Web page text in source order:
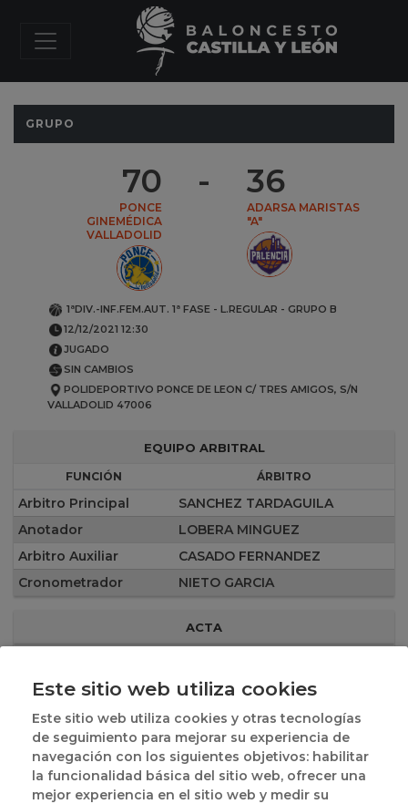
GRUPO
70 - 36
PONCE
GINEMÉDICA
VALLADOLID
ADARSA MARISTAS
"A"
1ªDIV.-INF.FEM.AUT. 1ª FASE - L.REGULAR - GRUPO B
12/12/2021 12:30
JUGADO
SIN CAMBIOS
POLIDEPORTIVO PONCE DE LEON C/ TRES AMIGOS, S/N
VALLADOLID 47006
EQUIPO ARBITRAL
FUNCIÓN ÁRBITRO
Arbitro Principal
SANCHEZ TARDAGUILA
Anotador
LOBERA MINGUEZ
Arbitro Auxiliar
CASADO FERNANDEZ
Cronometrador
NIETO GARCIA
ACTA
Este sitio web utiliza cookies
Este sitio web utiliza cookies y otras tecnologías
de seguimiento para mejorar su experiencia de
navegación con los siguientes objetivos: habilitar
la funcionalidad básica del sitio web, ofrecer una
mejor experiencia en el sitio web y medir su